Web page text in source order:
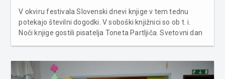
V okviru festivala Slovenski dnevi knjige v tem tednu
potekajo številni dogodki. V soboški knjižnici so ob t. i.
Noči knjige gostili pisatelja Toneta Partljiča. Svetovni dan